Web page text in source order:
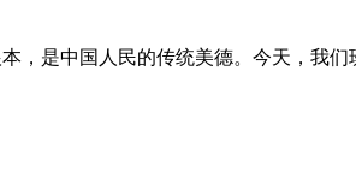
是中国人民的传统美德。今天，我们